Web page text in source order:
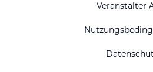
Veranstalter